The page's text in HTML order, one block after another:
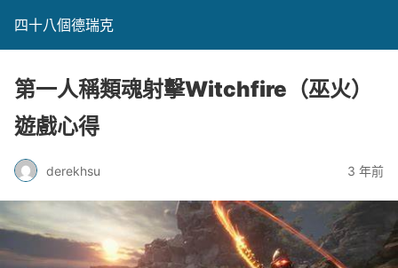
四十八個德瑞克
第一人稱類魂射擊Witchfire（巫火）
遊戲心得
derekhsu 3 年前